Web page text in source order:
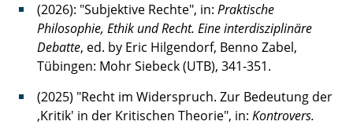
(2026): "Subjektive Rechte", in: Praktische
Philosophie, Ethik und Recht. Eine interdisziplinäre
Debatte, ed. by Eric Hilgendorf, Benno Zabel,
Tübingen: Mohr Siebeck (UTB), 341-351.
(2025) "Recht im Widerspruch. Zur Bedeutung der
,Kritik' in der Kritischen Theorie", in: Kontrovers.